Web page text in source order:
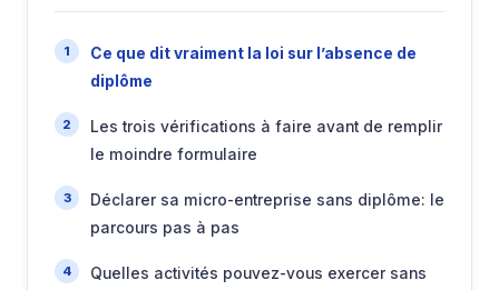
Ce que dit vraiment la loi sur l’absence de
diplôme
Les trois vérifications à faire avant de remplir
le moindre formulaire
Déclarer sa micro-entreprise sans diplôme: le
parcours pas à pas
Quelles activités pouvez-vous exercer sans